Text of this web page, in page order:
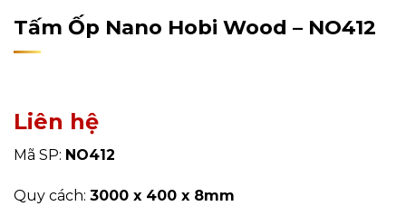
Tấm Ốp Nano Hobi Wood – NO412
Liên hệ
Mã SP: NO412
Quy cách: 3000 x 400 x 8mm